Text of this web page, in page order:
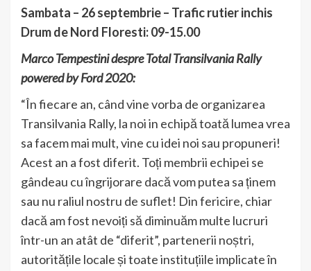
Sambata – 26 septembrie – Trafic rutier inchis
Drum de Nord Floresti: 09-15.00
Marco Tempestini despre Total Transilvania Rally
powered by Ford 2020:
“În fiecare an, când vine vorba de organizarea
Transilvania Rally, la noi in echipă toată lumea vrea
sa facem mai mult, vine cu idei noi sau propuneri!
Acest an a fost diferit. Toți membrii echipei se
gândeau cu îngrijorare dacă vom putea sa ținem
sau nu raliul nostru de suflet! Din fericire, chiar
dacă am fost nevoiți să diminuăm multe lucruri
într-un an atât de “diferit”, partenerii noștri,
autoritățile locale și toate instituțiile implicate în